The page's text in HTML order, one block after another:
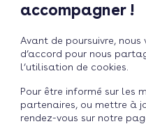
accompagner !
Avant de poursuivre,
d’accord pour nous
l’utilisation de cookies.
Pour être informé sur les
partenaires, ou mettre à
rendez-vous sur notre
Nocifs:
?
de rédaction 2 min de